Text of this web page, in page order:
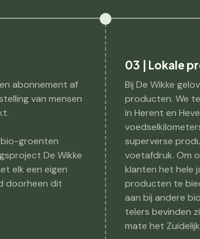
abonnement af
van mensen
bio-groenten
De Wikke
elk een eigen
doorheen dit
03 | Lokale
Bij De Wikke
producten. We
in Herent en
superverse
voetafdruk. Om
klanten het hele
producten te
aan bij andere
telers bevinden
mate het